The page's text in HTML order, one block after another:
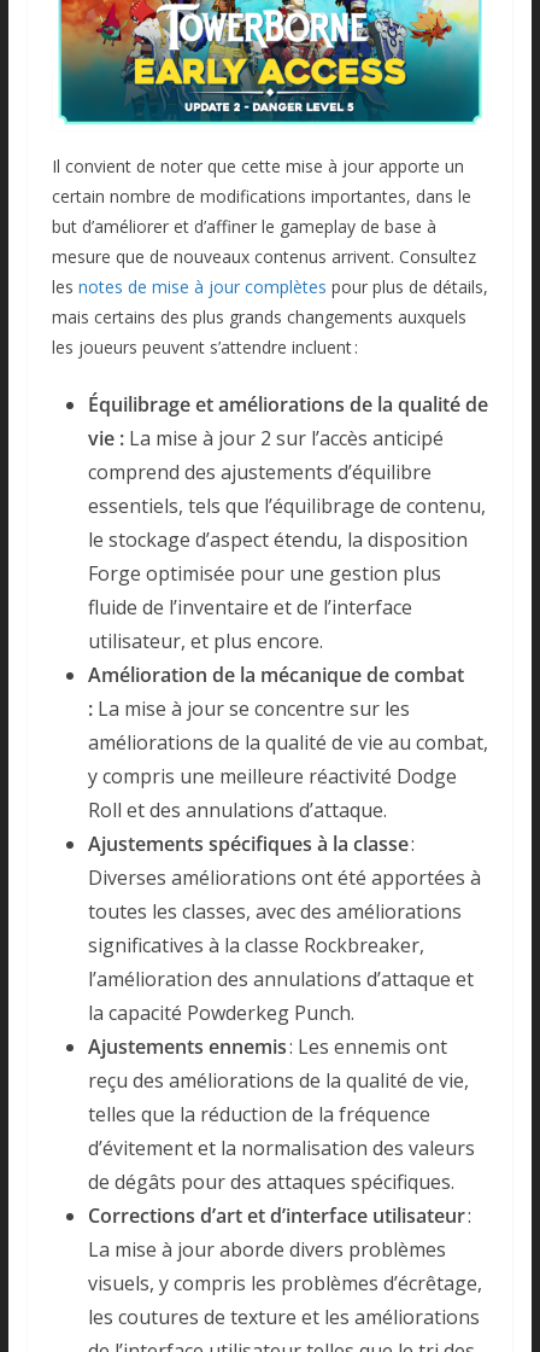
Il convient de noter que cette mise à jour apporte un
certain nombre de modifications importantes, dans le
but d’améliorer et d’affiner le gameplay de base à
mesure que de nouveaux contenus arrivent. Consultez
les notes de mise à jour complètes pour plus de détails,
mais certains des plus grands changements auxquels
les joueurs peuvent s’attendre incluent :
Équilibrage et améliorations de la qualité de
vie :La mise à jour 2 sur l’accès anticipé
comprend des ajustements d’équilibre
essentiels, tels que l’équilibrage de contenu,
le stockage d’aspect étendu, la disposition
Forge optimisée pour une gestion plus
fluide de l’inventaire et de l’interface
utilisateur, et plus encore.
Amélioration de la mécanique de combat
:La mise à jour se concentre sur les
améliorations de la qualité de vie au combat,
y compris une meilleure réactivité Dodge
Roll et des annulations d’attaque.
Ajustements spécifiques à la classe:
Diverses améliorations ont été apportées à
toutes les classes, avec des améliorations
significatives à la classe Rockbreaker,
l’amélioration des annulations d’attaque et
la capacité Powderkeg Punch.
Ajustements ennemis: Les ennemis ont
reçu des améliorations de la qualité de vie,
telles que la réduction de la fréquence
d’évitement et la normalisation des valeurs
de dégâts pour des attaques spécifiques.
Corrections d’art et d’interface utilisateur:
La mise à jour aborde divers problèmes
visuels, y compris les problèmes d’écrêtage,
les coutures de texture et les améliorations